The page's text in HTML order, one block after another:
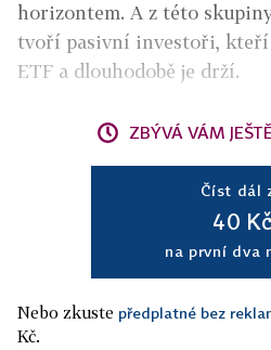
horizontem. A z této
tvoří pasivní investoři, kteří
ETF a dlouhodobě je drží.
ZBÝVÁ VÁM
Číst dál
40 Kč
na první dva
Nebo zkuste předplatné bez
Kč.